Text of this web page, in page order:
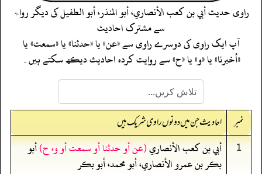
راوی حدیثأبي بن كعب الأنصاري، أبو المنذر، أبو الطفيلکی دیگر رواۃ
سے مشترک احادیث
آپ ایک راوی کی دوسرے راوی سے «عن» یا «حدثنا» یا «سمعت» یا
«أخبرنا» یا «و» یا «ح» سے روایت کردہ احادیث دیکھ سکتے ہیں۔
نمبر احادیث جن میں دونوں راوی شریک ہیں
1 أبي بن كعب الأنصاري(عن أو حدثنا أو سمعت أو و، ح)أبو
بكر بن عمرو الأنصاري، أبو محمد، أبو بكر